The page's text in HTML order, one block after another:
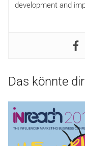
development and
Das könnte